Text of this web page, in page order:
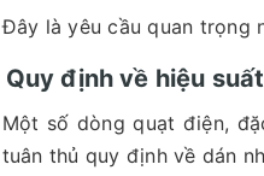
Đây là yêu cầu quan trọng
Quy định về hiệu
Một số dòng quạt điện,
tuân thủ quy định về dán